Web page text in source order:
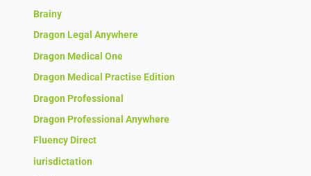
Brainy
Dragon Legal Anywhere
Dragon Medical One
Dragon Medical Practise Edition
Dragon Professional
Dragon Professional Anywhere
Fluency Direct
iurisdictation